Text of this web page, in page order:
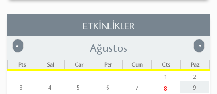
ETKİNLİKLER
« Önceki »
Ağustos
Pts Sal Çar Per Cum Cts
Paz
1
2
3
4 5 6 7 8
9